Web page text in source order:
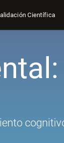
Científica